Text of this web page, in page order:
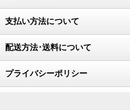
支払い方法について
配送方法･送料について
プライバシーポリシー